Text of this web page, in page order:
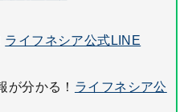
ライフネシア公式LINE
分かる！ ライフネシア公